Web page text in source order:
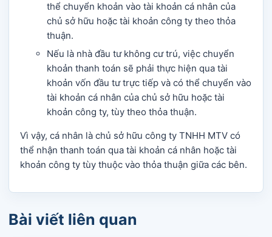
thể chuyển khoản vào tài khoản cá nhân của
chủ sở hữu hoặc tài khoản công ty theo thỏa
thuận.
Nếu là nhà đầu tư không cư trú, việc chuyển
khoản thanh toán sẽ phải thực hiện qua tài
khoản vốn đầu tư trực tiếp và có thể chuyển vào
tài khoản cá nhân của chủ sở hữu hoặc tài
khoản công ty, tùy theo thỏa thuận.
Vì vậy, cá nhân là chủ sở hữu công ty TNHH MTV có
thể nhận thanh toán qua tài khoản cá nhân hoặc tài
khoản công ty tùy thuộc vào thỏa thuận giữa các bên.
Bài viết liên quan